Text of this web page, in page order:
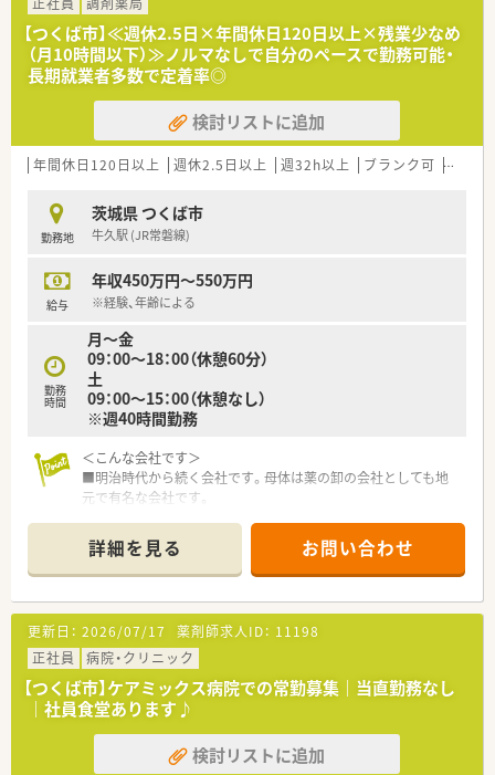
■入院患者様の調剤、監査、服薬指導 ※外来は院外処方
■注射混注（抗がん剤、ＴＰＮ）
■製剤業務
■病棟業務（病棟専任薬剤師を全病棟に配置）
■医薬品管理、医薬品所法管理
■治験業務
【つくば市】≪週休2.5日×年間休日120日以上×残業少なめ
（月10時間以下）≫ノルマなしで自分のペースで勤務可能・
長期就業者多数で定着率◎
検討リストに追加
年間休日120日以上 週休2.5日以上 週32h以上 ブランク可 転勤な
勤務地
茨城県 つくば市
牛久駅 (JR常磐線)
給与
年収450万円～550万円
※経験、年齢による
勤務
時間
月～金
09：00～18：00（休憩60分）
土
09：00～15：00（休憩なし）
※週40時間勤務
＜こんな会社です＞
■明治時代から続く会社です。母体は薬の卸の会社としても地
元で有名な会社です。
たドミナント展開の会社です
■風通しが大変良く、経営陣も気さくな方ばかりです
■かかりつけノルマなどはないため、ご自身の判断・裁量が発揮
できます！
■個人薬局なので働き方も相談により変更ができ、希望に沿って
異動や準社員制度も相談できます！
■勤続20年以上の方が多数います。人数も厚めに配置している
ため、社員満足度高めです。
詳細を見る お問い合わせ
更新日： 2026/07/17 薬剤師求人ID： 11198
正社員
病院・クリニック
【つくば市】ケアミックス病院での常勤募集｜当直勤務なし
｜社員食堂あります♪
検討リストに追加